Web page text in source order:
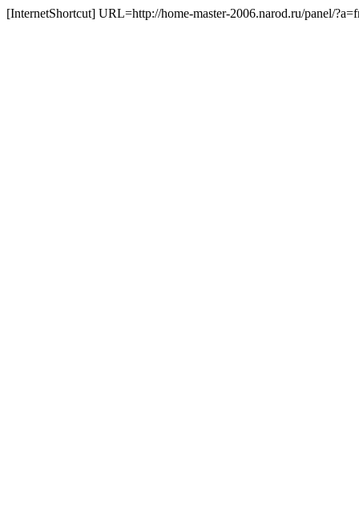
[InternetShortcut] URL=http://home-master-2006.narod.ru/panel/